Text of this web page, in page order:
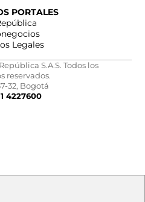
PORTALES
Legales
S.A.S. Todos los
reservados.
32, Bogotá
4227600